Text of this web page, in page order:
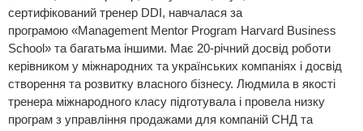
сертифікований тренер DDI, навчалася за
програмою «Management Mentor Program Harvard Business
School» та багатьма іншими. Має 20-річний досвід роботи
керівником у міжнародних та українських компаніях і досвід
створення та розвитку власного бізнесу. Людмила в якості
тренера міжнародного класу підготувала і провела низку
програм з управління продажами для компаній СНД та